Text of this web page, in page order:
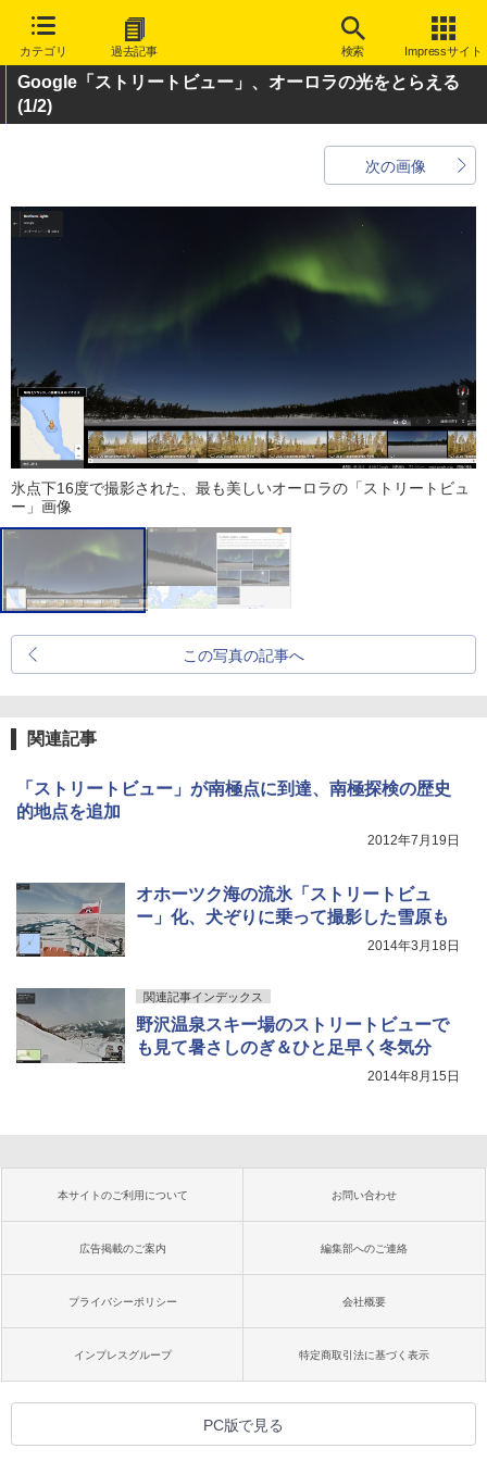
カテゴリ 過去記事 検索 Impressサイト
Google「ストリートビュー」、オーロラの光をとらえる
(1/2)
次の画像
氷点下16度で撮影された、最も美しいオーロラの「ストリートビュ
ー」画像
この写真の記事へ
関連記事
「ストリートビュー」が南極点に到達、南極探検の歴史
的地点を追加
2012年7月19日
オホーツク海の流氷「ストリートビュ
ー」化、犬ぞりに乗って撮影した雪原も
2014年3月18日
関連記事インデックス
野沢温泉スキー場のストリートビューで
も見て暑さしのぎ＆ひと足早く冬気分
2014年8月15日
本サイトのご利用について お問い合わせ
広告掲載のご案内 編集部へのご連絡
プライバシーポリシー 会社概要
インプレスグループ 特定商取引法に基づく表示
PC版で見る